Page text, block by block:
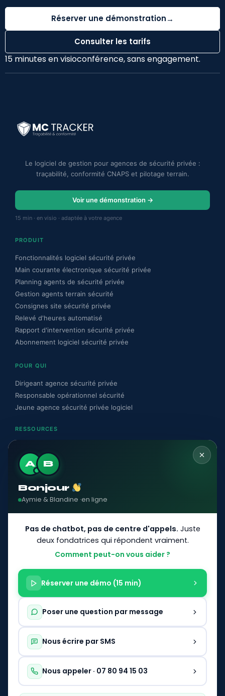
A B
Bonjour
Aymie & Blandine ·en ligne
Pas de chatbot, pas de centre d'appels. Juste
deux fondatrices qui répondent vraiment.
Comment peut-on vous aider ?
Réserver une démo (15 min)
Poser une question par message
Nous écrire par SMS
Nous appeler · 07 80 94 15 03
Réserver une démonstration→
Consulter les tarifs
15 minutes en visioconférence, sans engagement.
Le logiciel de gestion pour agences de sécurité privée :
traçabilité, conformité CNAPS et pilotage terrain.
Voir une démonstration →
15 min · en visio · adaptée à votre agence
PRODUIT
Fonctionnalités logiciel sécurité privée
Main courante électronique sécurité privée
Planning agents de sécurité privée
Gestion agents terrain sécurité
Consignes site sécurité privée
Relevé d'heures automatisé
Rapport d'intervention sécurité privée
Abonnement logiciel sécurité privée
POUR QUI
Dirigeant agence sécurité privée
Responsable opérationnel sécurité
Jeune agence sécurité privée logiciel
RESSOURCES
Guide conformité CNAPS sécurité privée
Conformité CNAPS
FAQ logiciel sécurité privée
07 80 94 15 03
Lun. à sam., 9h à 18h
Contacter MC TRACKER
Réserver une démonstration
Souscrire un abonnement
HÉBERGEMENT
RGPD · serveurs en France
© 2026 MC TRACKER. Tous droits réservés.
Mentions légales